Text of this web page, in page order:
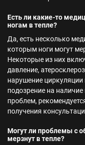
Есть ли какие-то
ногам в тепле?
Да, есть несколько
которым ноги могут
Некоторые из них
давление,
нарушение циркуляции
подозрение на
проблем,
получения
Могут ли проблемы с
мерзнут в тепле?